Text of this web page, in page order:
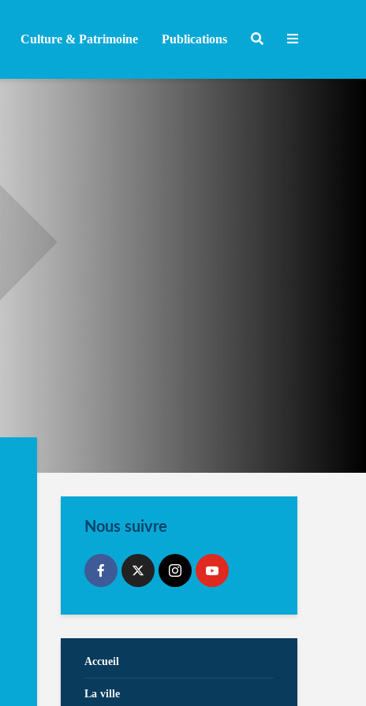
Culture & Patrimoine Publications
Nous suivre
Accueil
La ville